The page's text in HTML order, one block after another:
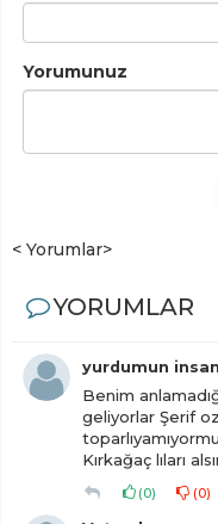
Yorumunuz
< Yorumlar>
YORUMLAR
yurdumun
Benim
geliyorlar Şerif
Kırkağaç lıları
(0) (0)